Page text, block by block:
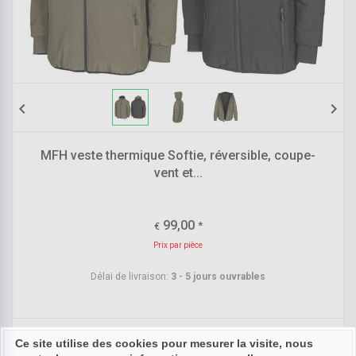
chevron_left chevron_right
MFH veste thermique Softie, réversible, coupe-
vent et...
€99,00 *
Prix par pièce
Délai de livraison: 3 - 5 jours ouvrables
remove add Commander
Ce site utilise des cookies pour mesurer la visite, nous